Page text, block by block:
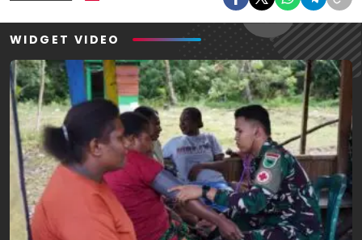
WIDGET VIDEO